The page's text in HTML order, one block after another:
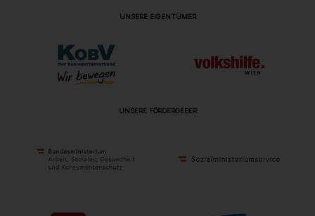
UNSERE EIGENTÜMER
UNSERE FÖRDERGEBER